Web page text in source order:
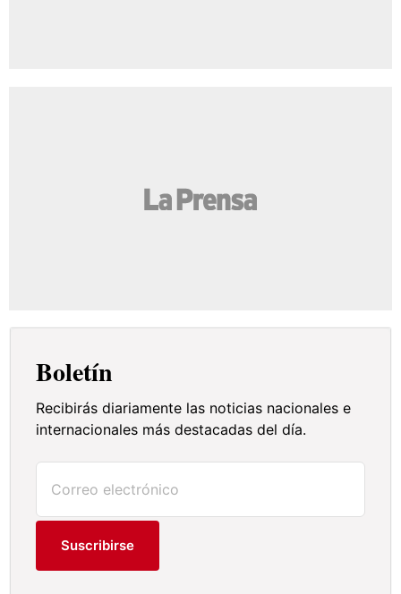
Boletín
Recibirás diariamente las noticias nacionales e
internacionales más destacadas del día.
Suscribirse